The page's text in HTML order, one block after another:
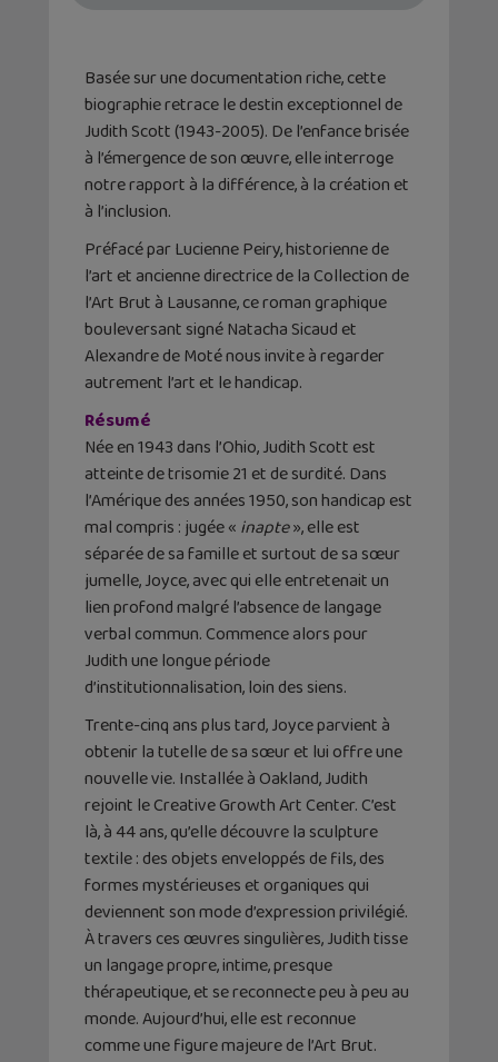
Basée sur une documentation riche, cette
biographie retrace le destin exceptionnel de
Judith Scott (1943-2005). De l’enfance brisée
à l’émergence de son œuvre, elle interroge
notre rapport à la différence, à la création et
à l’inclusion.
Préfacé par Lucienne Peiry, historienne de
l’art et ancienne directrice de la Collection de
l’Art Brut à Lausanne, ce roman graphique
bouleversant signé Natacha Sicaud et
Alexandre de Moté nous invite à regarder
autrement l’art et le handicap.
Résumé
Née en 1943 dans l’Ohio, Judith Scott est
atteinte de trisomie 21 et de surdité. Dans
l’Amérique des années 1950, son handicap est
mal compris : jugée « inapte», elle est
séparée de sa famille et surtout de sa sœur
jumelle, Joyce, avec qui elle entretenait un
lien profond malgré l’absence de langage
verbal commun. Commence alors pour
Judith une longue période
d’institutionnalisation, loin des siens.
Trente-cinq ans plus tard, Joyce parvient à
obtenir la tutelle de sa sœur et lui offre une
nouvelle vie. Installée à Oakland, Judith
rejoint le Creative Growth Art Center. C’est
là, à 44 ans, qu’elle découvre la sculpture
textile : des objets enveloppés de fils, des
formes mystérieuses et organiques qui
deviennent son mode d’expression privilégié.
À travers ces œuvres singulières, Judith tisse
un langage propre, intime, presque
thérapeutique, et se reconnecte peu à peu au
monde. Aujourd’hui, elle est reconnue
comme une figure majeure de l’Art Brut.